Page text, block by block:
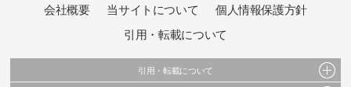
会社概要 当サイトについて
個人情報保護方針
引用・転載について
引用・転載について